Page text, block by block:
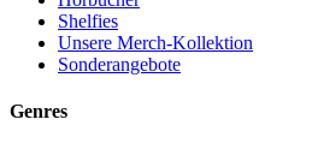
Shelfies
Unsere Merch-Kollektion
Sonderangebote
Genres